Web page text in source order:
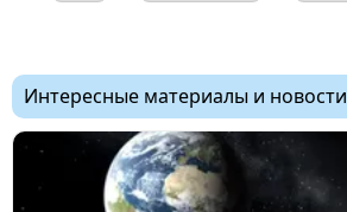
Интересные материалы и новости